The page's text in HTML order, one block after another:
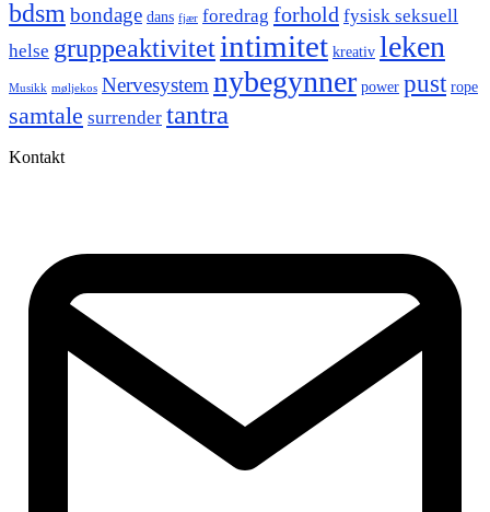
bdsmbondage dans fjær foredrag forhold fysisk seksuell
helse gruppeaktivitetintimitet kreativ leken
Musikk møljekos Nervesystemnybegynner power pust rope
samtale surrender tantra
Kontakt